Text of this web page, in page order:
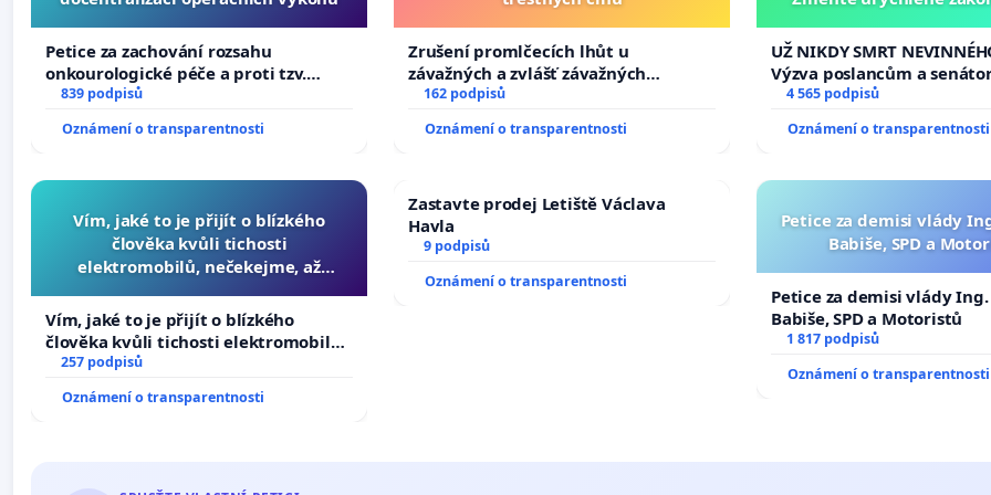
Petice za zachování rozsahu
onkourologické péče a proti tzv.
docentralizaci operačních výkonů
839 podpisů
Oznámení o transparentnosti
Zrušení promlčecích lhůt u
závažných a zvlášť závažných
trestných činů
162 podpisů
Oznámení o transparentnosti
opakovat!
UŽ NIKDY SMRT
Výzva poslancům a
Změňte urychleně zákon,
opakovat!
4 565 podpisů
Oznámení o transparentnosti
Vím, jaké to je přijít o blízkého
člověka kvůli tichosti
elektromobilů, nečekejme, až
auta!
Vím, jaké to je přijít o blízkého
člověka kvůli tichosti elektromobilů,
nečekejme, až přibydou další,
257 podpisů
Oznámení o transparentnosti
Zastavte prodej Letiště Václava
Havla
9 podpisů
Oznámení o transparentnosti
Petice za demisi vlády
Babiše, SPD a
Petice za demisi vlády
Babiše, SPD a Motoristů
1 817 podpisů
Oznámení o transparentnosti